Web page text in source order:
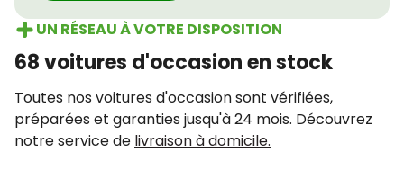
UN RÉSEAU À VOTRE DISPOSITION
68 voitures d'occasion en stock
Toutes nos voitures d'occasion sont vérifiées,
préparées et garanties jusqu'à 24 mois. Découvrez
notre service de livraison à domicile.